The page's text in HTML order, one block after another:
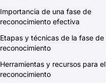
Importancia de una fase de
reconocimiento efectiva
Etapas y técnicas de la fase de
reconocimiento
Herramientas y recursos para el
reconocimiento